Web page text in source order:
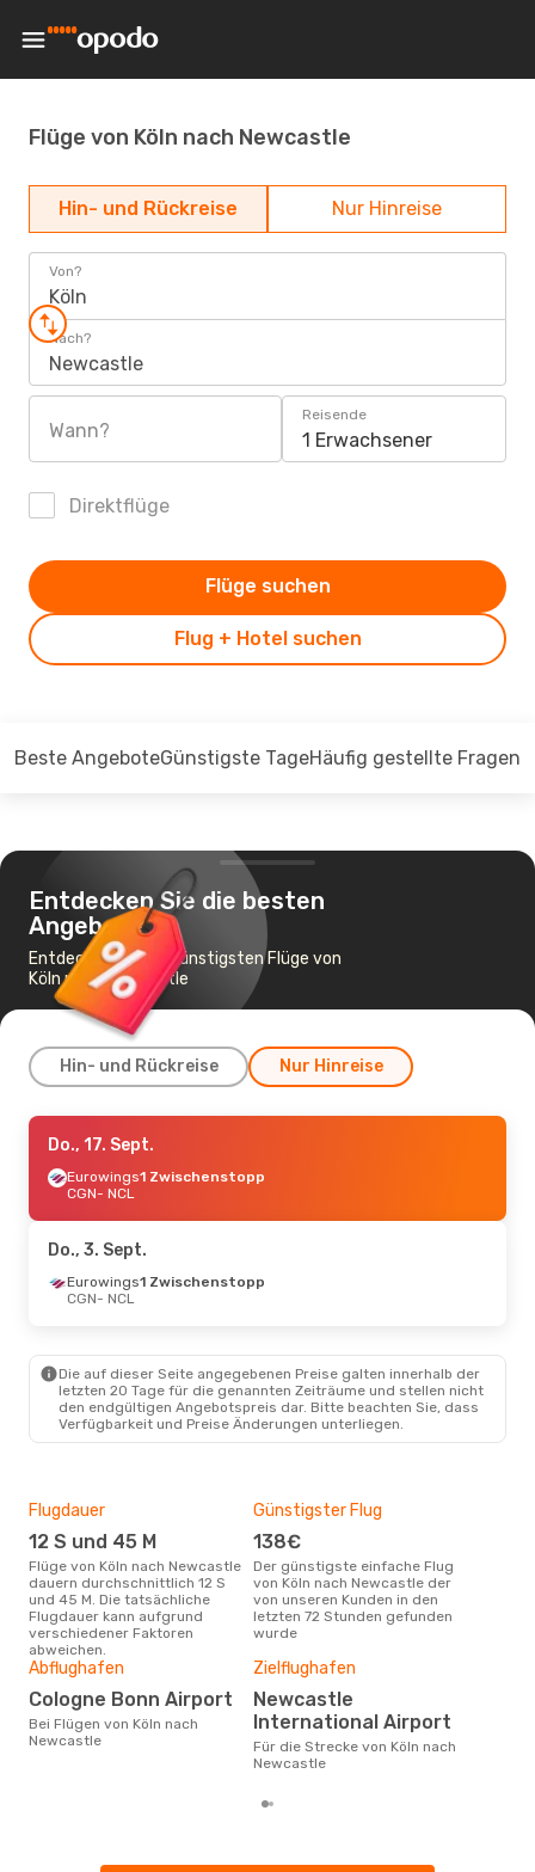
Flüge von Köln nach Newcastle
Hin- und Rückreise Nur Hinreise
Von?
Köln
Nach?
Newcastle
Wann?
Reisende
1 Erwachsener
Direktflüge
Flug + Hotel suchen
Flüge suchen
Beste AngeboteGünstigste TageHäufig gestellte Fragen
Entdecken Sie die besten
Angebote
Entdecken Sie die günstigsten Flüge von
Köln nach Newcastle
Hin- und Rückreise Nur Hinreise
Do., 3. Sept.- So., 6. Sept.
Eurowings1 Zwischenstopp
CGN- NCL
1 Zwischenstopp
NCL - CGN
Do., 17. Sept.
Eurowings1 Zwischenstopp
CGN- NCL
Do., 3. Sept.
Eurowings1 Zwischenstopp
CGN- NCL
Die auf dieser Seite angegebenen Preise galten innerhalb der
letzten 20 Tage für die genannten Zeiträume und stellen nicht
den endgültigen Angebotspreis dar. Bitte beachten Sie, dass
Verfügbarkeit und Preise Änderungen unterliegen.
Flugdauer
12 S und 45 M
Flüge von Köln nach Newcastle
dauern durchschnittlich 12 S
und 45 M. Die tatsächliche
Flugdauer kann aufgrund
verschiedener Faktoren
abweichen.
Günstigster Flug
138€
Der günstigste einfache Flug
von Köln nach Newcastle der
von unseren Kunden in den
letzten 72 Stunden gefunden
wurde
Abflughafen
Cologne Bonn Airport
Bei Flügen von Köln nach
Newcastle
Zielflughafen
Newcastle
International Airport
Für die Strecke von Köln nach
Newcastle